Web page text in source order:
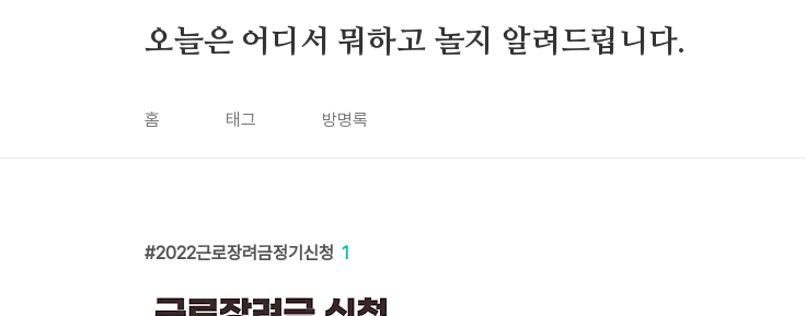
오늘은 어디서 뭐하고 놀지 알려드립니다.
홈 태그 방명록
2022근로장려금정기신청 1